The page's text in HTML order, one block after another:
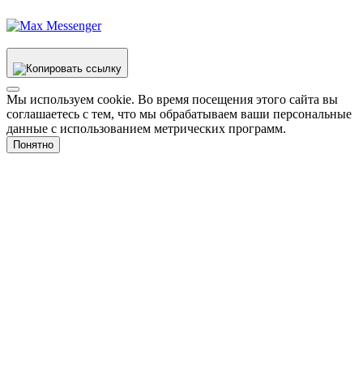
Мы используем cookie. Во время посещения этого сайта вы
соглашаетесь с тем, что мы обрабатываем ваши персональные
данные с использованием метрических программ.
Понятно